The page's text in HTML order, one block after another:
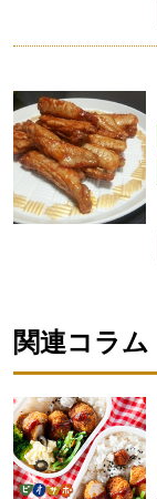
関連コラム